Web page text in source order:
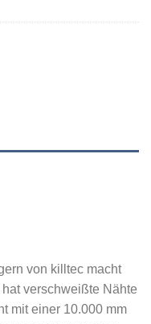
von killtec macht
verschweißte Nähte
mit einer 10.000 mm